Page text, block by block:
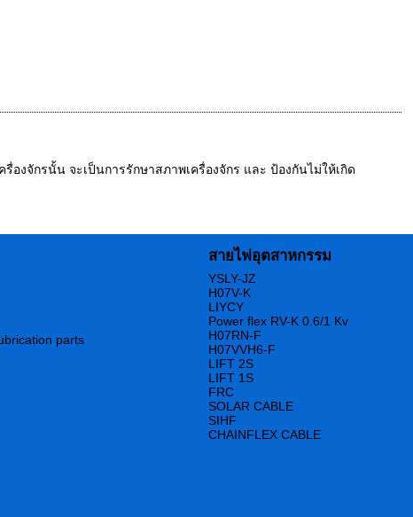
องจักรนั้น จะเป็นการรักษาสภาพเครื่องจักร และ ป้องกันไม่ให้เกิด
parts
สายไฟอุตสาหกรรม
YSLY-JZ
H07V-K
LIYCY
Power flex RV-K 0.6/1 Kv
H07RN-F
H07VVH6-F
LIFT 2S
LIFT 1S
FRC
SOLAR CABLE
SIHF
CHAINFLEX CABLE